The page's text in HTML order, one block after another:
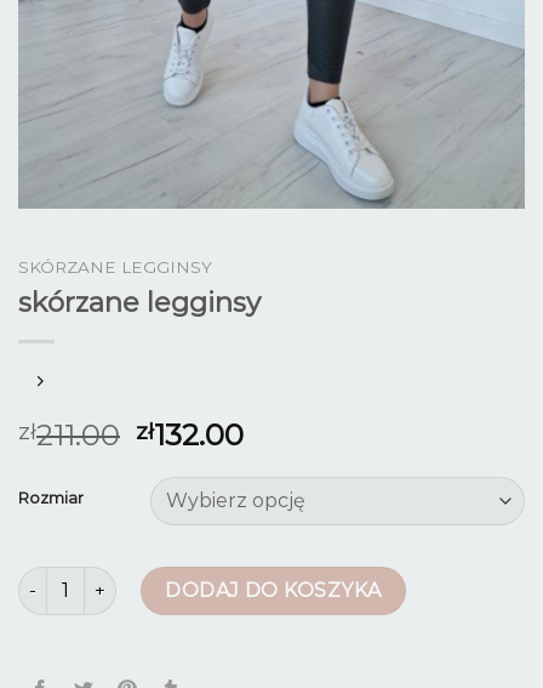
SKÓRZANE LEGGINSY
skórzane legginsy
zł211.00 zł132.00
Rozmiar
ilość skórzane legginsyDODAJ DO KOSZYKA